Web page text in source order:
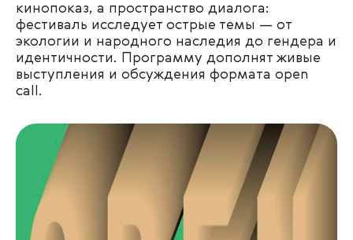
кинопоказ, а пространство диалога:
фестиваль исследует острые темы — от
экологии и народного наследия до гендера и
идентичности. Программу дополнят живые
выступления и обсуждения формата open
call.